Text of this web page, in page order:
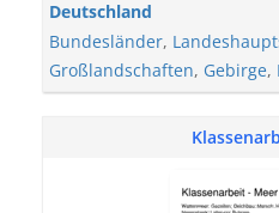
Deutschland
Bundesländer,
Großlandschaften, Gebirge,